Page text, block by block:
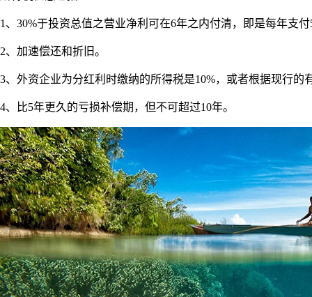
1、30%于投资总值之营业净利可在6年之内付清，即是每年支付
2、加速偿还和折旧。
3、外资企业为分红利时缴纳的所得税是10%，或者根据现行
4、比5年更久的亏损补偿期，但不可超过10年。